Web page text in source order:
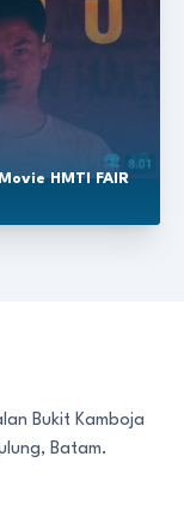
HMTI FAIR
Bukit Kamboja
Batam.